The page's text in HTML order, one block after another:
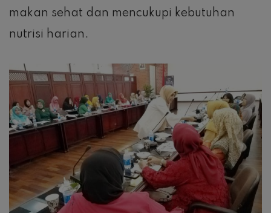
makan sehat dan mencukupi kebutuhan
nutrisi harian.